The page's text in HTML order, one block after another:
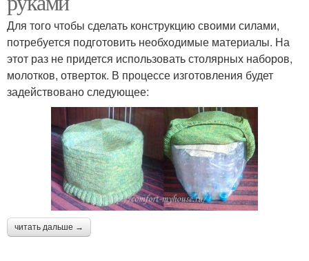
Для того чтобы сделать конструкцию своими силами,
потребуется подготовить необходимые материалы. На
этот раз не придется использовать столярных наборов,
молотков, отверток. В процессе изготовления будет
задействовано следующее:
читать дальше →